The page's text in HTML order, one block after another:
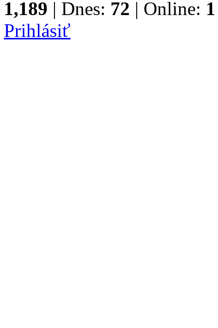
1,189 | Dnes: 72 | Online: 1
Prihlásiť